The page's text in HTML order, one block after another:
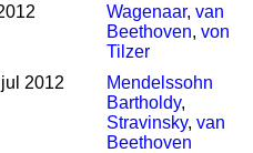
Wagenaar, van
Beethoven, von
Tilzer
2012
Mendelssohn
Bartholdy,
Stravinsky, van
Beethoven